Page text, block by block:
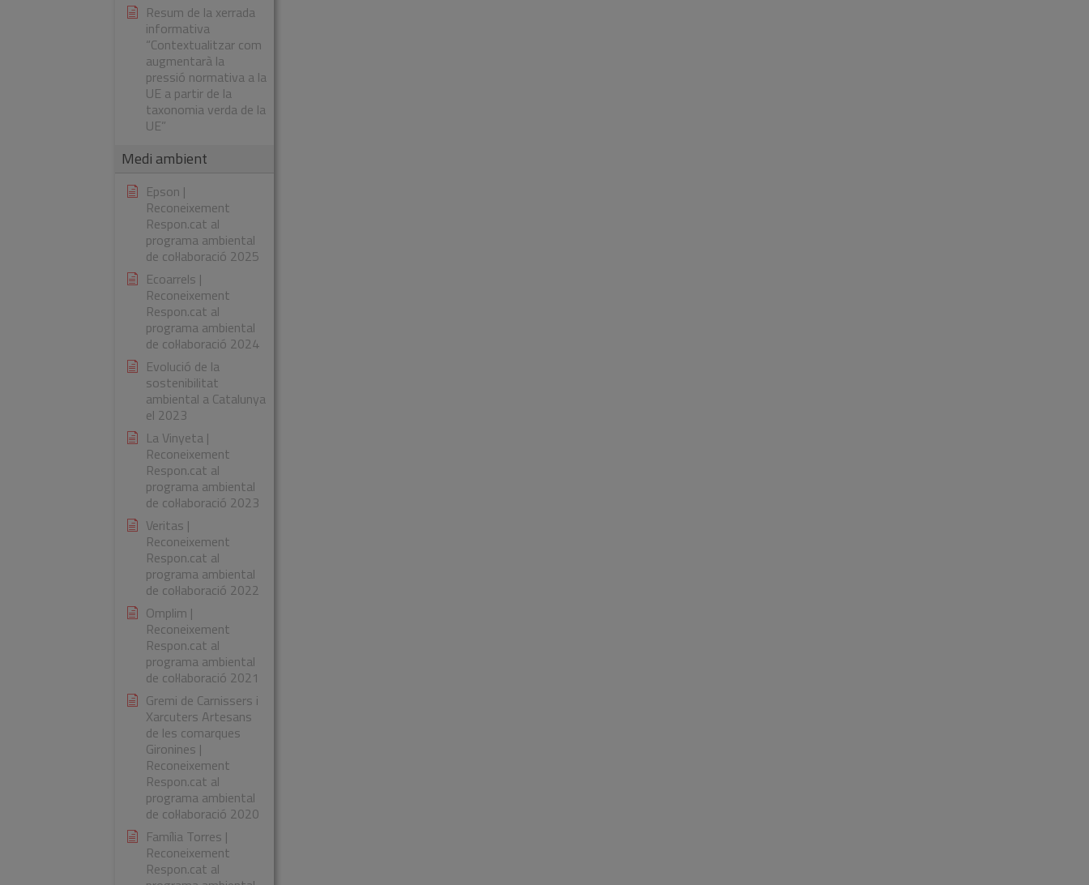
Resum de la xerrada
informativa
“Contextualitzar com
augmentarà la
pressió normativa a la
UE a partir de la
taxonomia verda de la
UE”
Medi ambient
Epson |
Reconeixement
Respon.cat al
programa ambiental
de col·laboració 2025
Ecoarrels |
Reconeixement
Respon.cat al
programa ambiental
de col·laboració 2024
Evolució de la
sostenibilitat
ambiental a Catalunya
el 2023
La Vinyeta |
Reconeixement
Respon.cat al
programa ambiental
de col·laboració 2023
Veritas |
Reconeixement
Respon.cat al
programa ambiental
de col·laboració 2022
Omplim |
Reconeixement
Respon.cat al
programa ambiental
de col·laboració 2021
Gremi de Carnissers i
Xarcuters Artesans
de les comarques
Gironines |
Reconeixement
Respon.cat al
programa ambiental
de col·laboració 2020
Família Torres |
Reconeixement
Respon.cat al